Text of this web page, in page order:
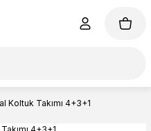
Koltuk Takımı 4+3+1